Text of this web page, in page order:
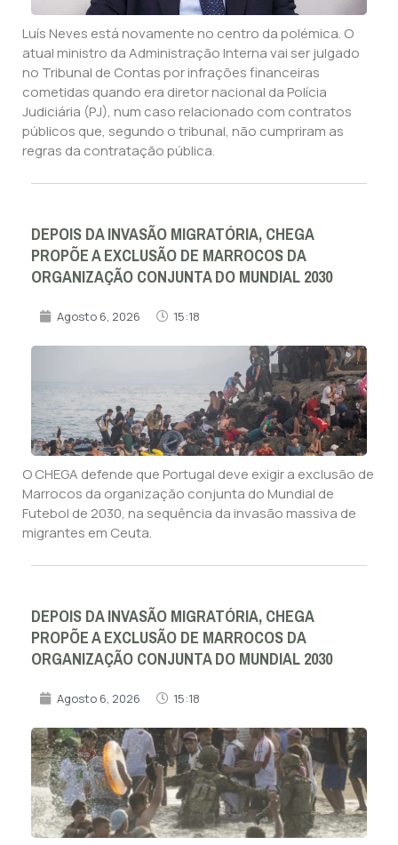
Luís Neves está novamente no centro da polémica. O
atual ministro da Administração Interna vai ser julgado
no Tribunal de Contas por infrações financeiras
cometidas quando era diretor nacional da Polícia
Judiciária (PJ), num caso relacionado com contratos
públicos que, segundo o tribunal, não cumpriram as
regras da contratação pública.
DEPOIS DA INVASÃO MIGRATÓRIA, CHEGA
PROPÕE A EXCLUSÃO DE MARROCOS DA
ORGANIZAÇÃO CONJUNTA DO MUNDIAL 2030
Agosto 6, 2026 15:18
O CHEGA defende que Portugal deve exigir a exclusão de
Marrocos da organização conjunta do Mundial de
Futebol de 2030, na sequência da invasão massiva de
migrantes em Ceuta.
DEPOIS DA INVASÃO MIGRATÓRIA, CHEGA
PROPÕE A EXCLUSÃO DE MARROCOS DA
ORGANIZAÇÃO CONJUNTA DO MUNDIAL 2030
Agosto 6, 2026 15:18